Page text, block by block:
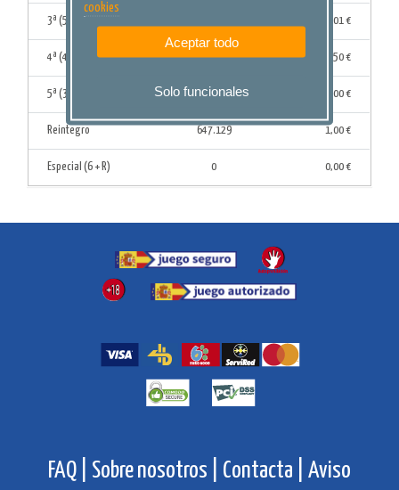
3ª (5 Aciertos) 1.859,01 €
4ª (4 Aciertos) 6.470 53,50 €
5ª (3 Aciertos) 117.317 8,00 €
Reintegro 647.129 1,00 €
Especial (6 + R) 0 0,00 €
FAQ | Sobre nosotros | Contacta |
Aviso
cookies
Aceptar todo
Solo funcionales